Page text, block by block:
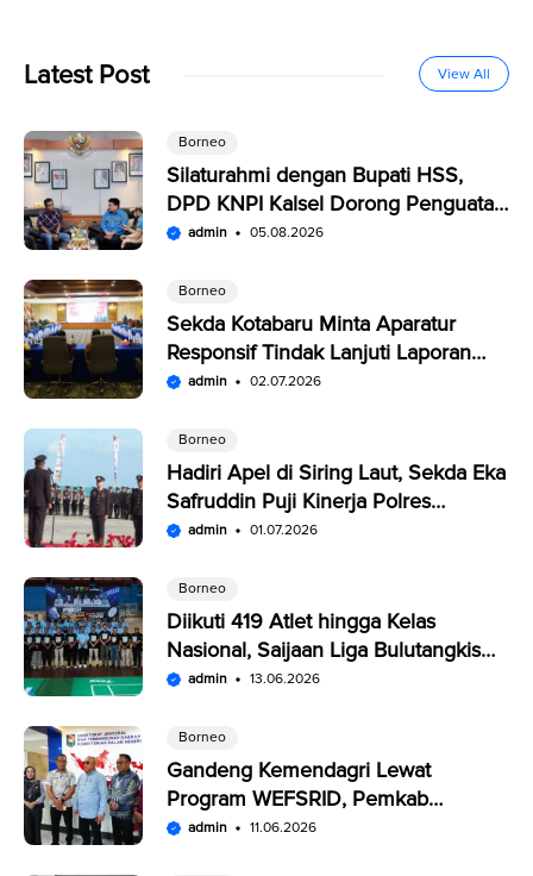
Latest Post View All
Borneo
Silaturahmi dengan Bupati HSS,
DPD KNPI Kalsel Dorong Penguatan
SDM Pemuda
admin 05.08.2026
Borneo
Sekda Kotabaru Minta Aparatur
Responsif Tindak Lanjuti Laporan
Warga di SP4N-LAPOR
admin 02.07.2026
Borneo
Hadiri Apel di Siring Laut, Sekda Eka
Safruddin Puji Kinerja Polres
Kotabaru
admin 01.07.2026
Borneo
Diikuti 419 Atlet hingga Kelas
Nasional, Saijaan Liga Bulutangkis
Memperebutkan Rp109,5 Juta
admin 13.06.2026
Borneo
Gandeng Kemendagri Lewat
Program WEFSRID, Pemkab
Kotabaru Targetkan Petani Panen 3
admin 11.06.2026